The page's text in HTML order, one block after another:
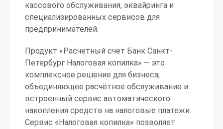
кассового обслуживания, эквайринга и
специализированных сервисов для
предпринимателей.
Продукт «Расчетный счет Банк Санкт-
Петербург Налоговая копилка» — это
комплексное решение для бизнеса,
объединяющее расчётное обслуживание и
встроенный сервис автоматического
накопления средств на налоговые платежи.
Сервис «Налоговая копилка» позволяет